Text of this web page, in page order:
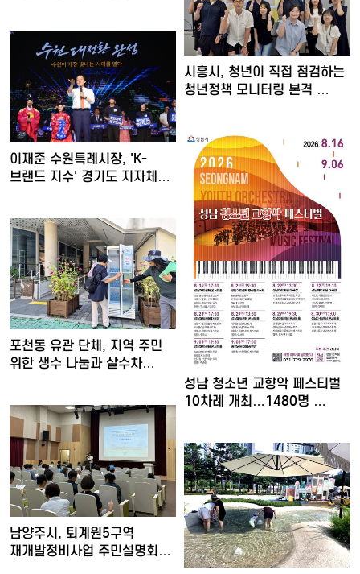
시흥시, 청년이 직접 점검하는
청년정책 모니터링 본격 …
이재준 수원특례시장, 'K-
브랜드 지수' 경기도 지자체…
성남 청소년 교향악 페스티벌
10차례 개최…1480명 …
포천동 유관 단체, 지역 주민
위한 생수 나눔과 살수차…
남양주시, 퇴계원5구역
재개발정비사업 주민설명회